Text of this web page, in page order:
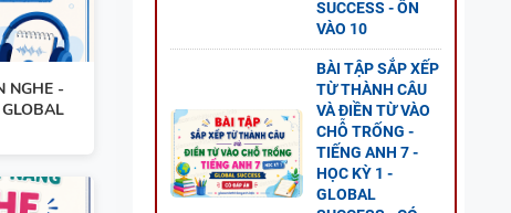
-
-
NGHE -
SUCCESS - ÔN
VÀO 10
BÀI TẬP SẮP XẾP
TỪ THÀNH CÂU
VÀ ĐIỀN TỪ VÀO
CHỖ TRỐNG -
TIẾNG ANH 7 -
HỌC KỲ 1 -
GLOBAL